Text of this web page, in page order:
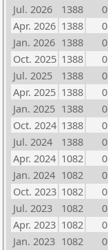
Jul. 2026
1388 0
Apr. 2026 1388 0
Jan. 2026 1388 0
Oct. 2025 1388 0
Jul. 2025
1388 0
Apr. 2025 1388 0
Jan. 2025 1388 0
Oct. 2024 1388 0
Jul. 2024
1388 0
Apr. 2024 1082 0
Jan. 2024 1082 0
Oct. 2023 1082 0
Jul. 2023
1082 0
Apr. 2023 1082 0
Jan. 2023 1082 0